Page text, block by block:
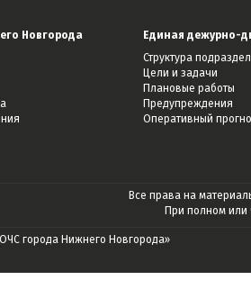
Новгорода
Единая дежурно-
Структура
Цели и задачи
Плановые работы
Предупреждения
Оперативный
Все права на
При полном или
города Нижнего Новгорода»